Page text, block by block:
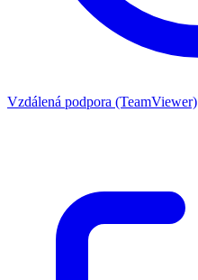
Vzdálená podpora (TeamViewer)